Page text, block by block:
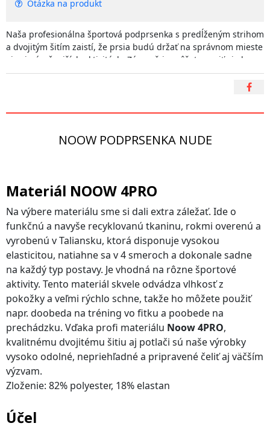
Otázka na produkt
Naša profesionálna športová podprsenka s predĺženým strihom
a dvojitým šitím zaistí, že prsia budú držať na správnom mieste
aj pri náročnejších aktivitách. Zároveň ju môžete nosiť aj ako
samotný top, ktorý bude dokonale ladiť s legínami. Prémiový
Vám dodá pocit
predídete podráždeniu pokožky. Štýlový a elegantnýNUDE
svoju lásku k tomuto športu ukázať aj bez slov:-) Ak Vám záleží
aj na prírode, s nami si môžete byť istý, že naše produkty
doma na Slovensku.
NOOW PODPRSENKA NUDE
Materiál NOOW 4PRO
Na výbere materiálu sme si dali extra záležať. Ide o
funkčnú a navyše recyklovanú tkaninu, rokmi overenú a
vyrobenú v Taliansku, ktorá disponuje vysokou
elasticitou, natiahne sa v 4 smeroch a dokonale sadne
na každý typ postavy. Je vhodná na rôzne športové
aktivity. Tento materiál skvele odvádza vlhkosť z
pokožky a veľmi rýchlo schne, takže ho môžete použiť
napr. doobeda na tréning vo fitku a poobede na
prechádzku. Vďaka profi materiálu Noow 4PRO,
kvalitnému dvojitému šitiu aj potlači sú naše výrobky
vysoko odolné, nepriehľadné a pripravené čeliť aj väčším
výzvam.
Zloženie: 82% polyester, 18% elastan
Účel